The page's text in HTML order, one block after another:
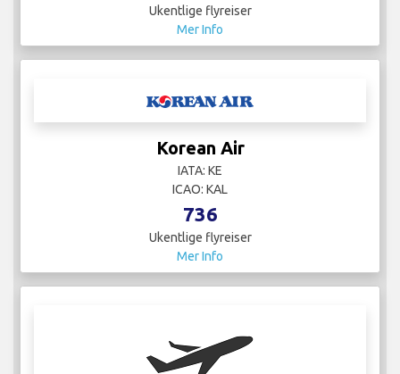
Ukentlige flyreiser
Mer Info
Korean Air
IATA: KE
ICAO: KAL
736
Ukentlige flyreiser
Mer Info